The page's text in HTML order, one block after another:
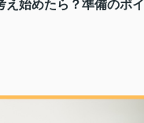
え始めたら？準備のポイ